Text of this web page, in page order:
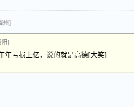
州]
阳]
年亏损上亿，说的就是高德[大笑]